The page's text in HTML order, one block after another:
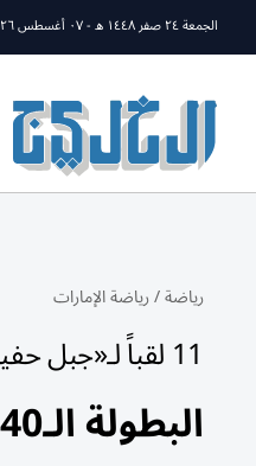
الجمعة ٢٤ صفر ١٤٤٨ ه - ٠٧ أغسطس ٢٠٢٦
رياضة/رياضة الإمارات
11 لقباً لـ«جبل حفيت».. و92 هدفاً لـ«الزعيم»
البطولة الـ40 تزين «دار الزين» بأغلى الكؤوس في الموسم الاستثنائي